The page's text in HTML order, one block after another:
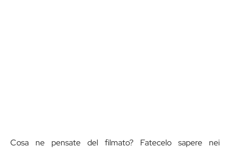
Cosa ne pensate del filmato? Fatecelo sapere nei